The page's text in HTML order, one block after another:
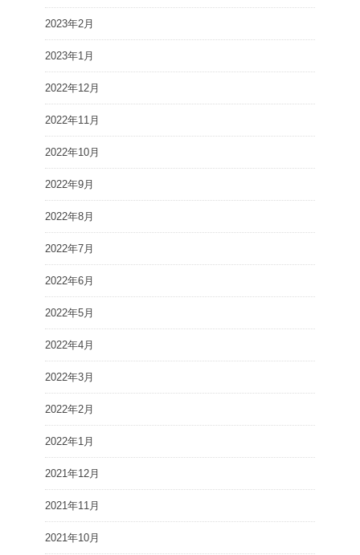
2023年2月
2023年1月
2022年12月
2022年11月
2022年10月
2022年9月
2022年8月
2022年7月
2022年6月
2022年5月
2022年4月
2022年3月
2022年2月
2022年1月
2021年12月
2021年11月
2021年10月